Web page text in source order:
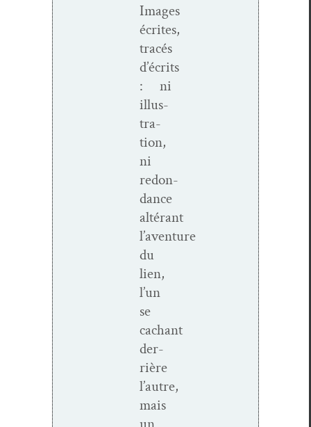
Images
écrites,
tracés
d’écrits
: ni
illus­
tra­
tion,
ni
redon­
dance
altérant
l’aventure
du
lien,
l’un
se
cachant
der­
rière
l’autre,
mais